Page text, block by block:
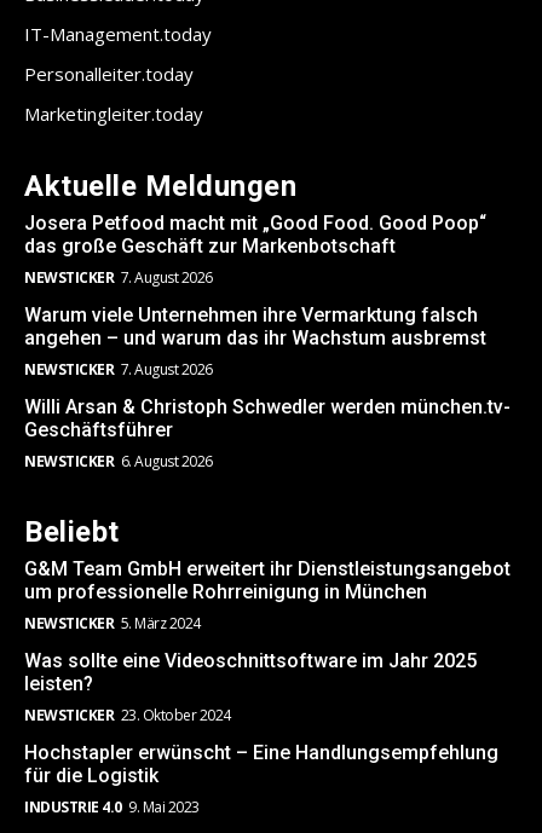
IT-Management.today
Personalleiter.today
Marketingleiter.today
Aktuelle Meldungen
Josera Petfood macht mit „Good Food. Good Poop“
das große Geschäft zur Markenbotschaft
NEWSTICKER 7. August 2026
Warum viele Unternehmen ihre Vermarktung falsch
angehen – und warum das ihr Wachstum ausbremst
NEWSTICKER 7. August 2026
Willi Arsan & Christoph Schwedler werden münchen.tv-
Geschäftsführer
NEWSTICKER 6. August 2026
Beliebt
G&M Team GmbH erweitert ihr Dienstleistungsangebot
um professionelle Rohrreinigung in München
NEWSTICKER 5. März 2024
Was sollte eine Videoschnittsoftware im Jahr 2025
leisten?
NEWSTICKER 23. Oktober 2024
Hochstapler erwünscht – Eine Handlungsempfehlung
für die Logistik
INDUSTRIE 4.0 9. Mai 2023